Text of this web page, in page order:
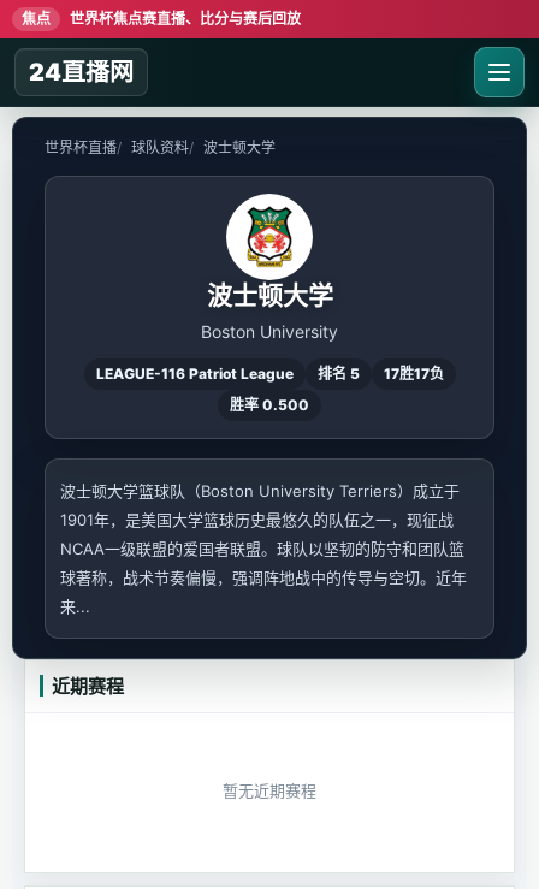
焦点 世界杯焦点赛直播、比分与赛后回放
24直播网
世界杯直播 球队资料 波士顿大学
波士顿大学
Boston University
LEAGUE-116 Patriot League 排名 5
17胜17负
胜率 0.500
波士顿大学篮球队（Boston University Terriers）成立于
1901年，是美国大学篮球历史最悠久的队伍之一，现征战
NCAA一级联盟的爱国者联盟。球队以坚韧的防守和团队篮
球著称，战术节奏偏慢，强调阵地战中的传导与空切。近年
来...
近期赛程
暂无近期赛程